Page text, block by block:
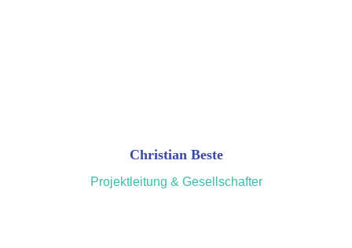
Christian Beste
Projektleitung & Gesellschafter